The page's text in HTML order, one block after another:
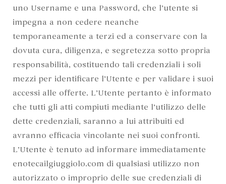
uno Username e una Password, che l’utente si
impegna a non cedere neanche
temporaneamente a terzi ed a conservare con la
dovuta cura, diligenza, e segretezza sotto propria
responsabilità, costituendo tali credenziali i soli
mezzi per identificare l’Utente e per validare i suoi
accessi alle offerte. L’Utente pertanto è informato
che tutti gli atti compiuti mediante l’utilizzo delle
dette credenziali, saranno a lui attribuiti ed
avranno efficacia vincolante nei suoi confronti.
L’Utente è tenuto ad informare immediatamente
enotecailgiuggiolo.com di qualsiasi utilizzo non
autorizzato o improprio delle sue credenziali di